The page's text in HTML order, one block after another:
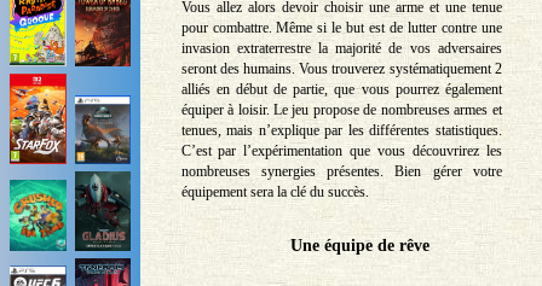
Vous allez alors devoir choisir une arme et une tenue
pour combattre. Même si le but est de lutter contre une
invasion extraterrestre la majorité de vos adversaires
seront des humains. Vous trouverez systématiquement 2
alliés en début de partie, que vous pourrez également
équiper à loisir. Le jeu propose de nombreuses armes et
tenues, mais n’explique par les différentes statistiques.
C’est par l’expérimentation que vous découvrirez les
nombreuses synergies présentes. Bien gérer votre
équipement sera la clé du succès.
Une équipe de rêve